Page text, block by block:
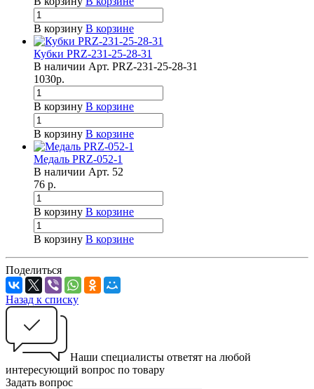
В корзину В корзине
Кубки PRZ-231-25-28-31
В наличии Арт. PRZ-231-25-28-31
1030р.
В корзину В корзине
В корзину В корзине
Медаль PRZ-052-1
В наличии Арт. 52
76 р.
В корзину В корзине
В корзину В корзине
Поделиться
Назад к списку
Наши специалисты ответят на любой
интересующий вопрос по товару
Задать вопрос